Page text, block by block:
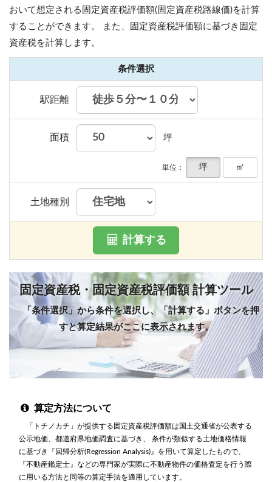
おいて想定される固定資産税評価額(固定資産税路線価)を計算
することができます。
また、固定資産税評価額に基づき固定
資産税を計算します。
条件選択
駅距離
面積 坪
単位： 坪 ㎡
土地種別
計算する
固定資産税・固定資産税評価額 計算ツール
「条件選択」から条件を選択し、「計算する」ボタンを押
すと算定結果がここに表示されます。
算定方法について
「トチノカチ」が提供する固定資産税評価額は国土交通省が公表する
公示地価、都道府県地価調査に基づき、 条件が類似する土地価格情報
に基づき『回帰分析(Regression Analysis)』を用いて算定したもので、
『不動産鑑定士』などの専門家が実際に不動産物件の価格査定を行う際
に用いる方法と同等の算定手法を適用しています。